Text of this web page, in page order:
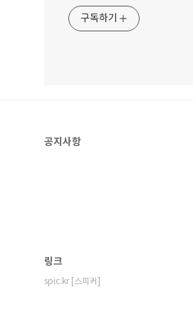
구독하기
공지사항
링크
spic.kr [스피커]